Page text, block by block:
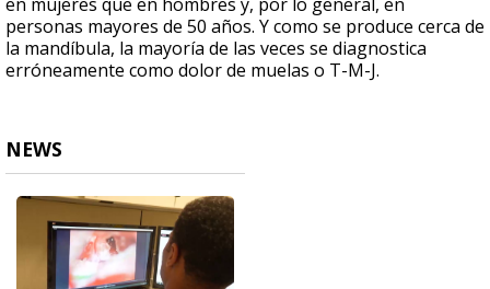
personas mayores de 50 años. Y como se produce cerca de
la mandíbula, la mayoría de las veces se diagnostica
erróneamente como dolor de muelas o T-M-J.
NEWS